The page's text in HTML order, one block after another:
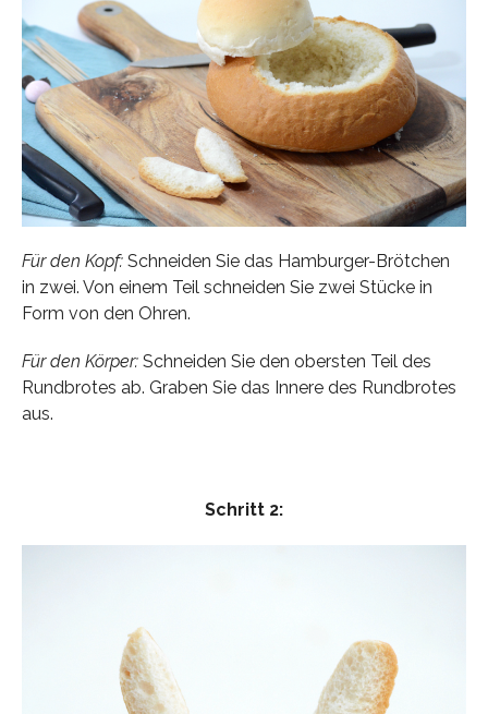
Für den Kopf:Schneiden Sie das Hamburger-Brötchen
in zwei. Von einem Teil schneiden Sie zwei Stücke in
Form von den Ohren.
Für den Körper:Schneiden Sie den obersten Teil des
Rundbrotes ab. Graben Sie das Innere des Rundbrotes
aus.
Schritt 2: